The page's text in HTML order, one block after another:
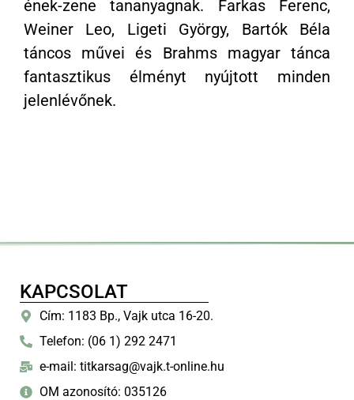
ének-zene tananyagnak. Farkas Ferenc,
Weiner Leo, Ligeti György, Bartók Béla
táncos művei és Brahms magyar tánca
fantasztikus élményt nyújtott minden
jelenlévőnek.
KAPCSOLAT
Cím: 1183 Bp., Vajk utca 16-20.
Telefon: (06 1) 292 2471
e-mail: titkarsag@vajk.t-online.hu
OM azonosító: 035126